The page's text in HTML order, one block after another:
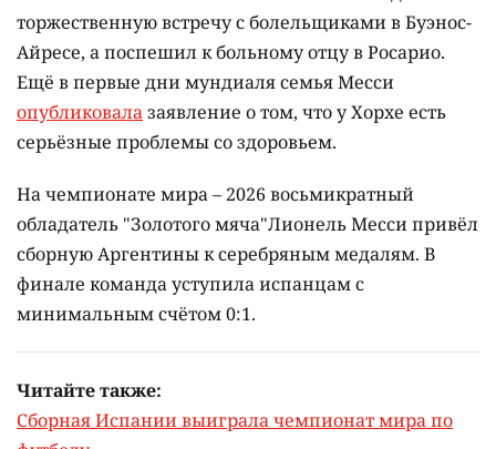
торжественную встречу с болельщиками в Буэнос-
Айресе, а поспешил к больному отцу в Росарио.
Ещё в первые дни мундиаля семья Месси
опубликовалазаявление о том, что у Хорхе есть
серьёзные проблемы со здоровьем.
На чемпионате мира – 2026 восьмикратный
обладатель "Золотого мяча"Лионель Месси привёл
сборную Аргентины к серебряным медалям. В
финале команда уступила испанцам с
минимальным счётом 0:1.
Читайте также:
Сборная Испании выиграла чемпионат мира по